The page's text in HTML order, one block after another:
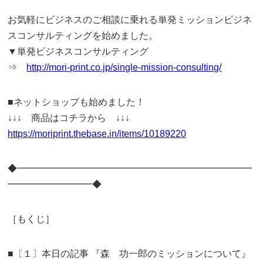
お気軽にビジネスのご相談に乗れる単発ミッションビジネ
スコンサルティングを始めました。
▼単発ビジネスコンサルティング
⇒ http://mori-print.co.jp/single-mission-consulting/
■ネットショップも始めました！
↓↓↓ 商品はコチラから ↓↓↓
https://moriprint.thebase.in/items/10189220
◆━━━━━━━━━━━━━━━━━━━━━━━━━
━━━━━━━━━◆
［もくじ］
■〔１〕本日の記事 『森 功一郎のミッションについて』